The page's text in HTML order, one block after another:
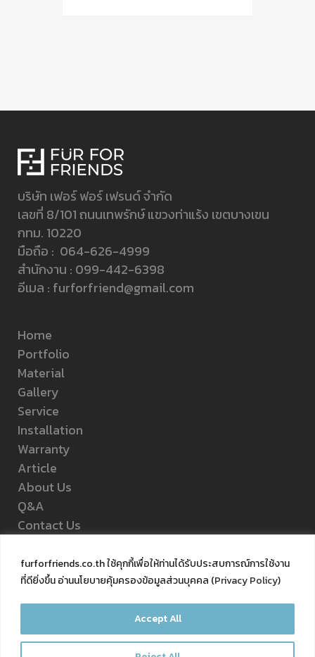
furforfriends.co.th ใช้คุกกี้เพื่อให้ท่านได้รับประสบการณ์การใช้งาน
ที่ดียิ่งขึ้น อ่านนโยบายคุ้มครองข้อมูลส่วนบุคคล (Privacy Policy)
Accept All
บริษัท เฟอร์ ฟอร์ เฟรนด์ จำกัด
เลขที่ 8/101 ถนนเทพรักษ์ แขวงท่าแร้ง เขตบางเขน
กทม. 10220
มือถือ : 064-626-4999
สำนักงาน : 099-442-6398
อีเมล : furforfriend@gmail.com
Home
Portfolio
Material
Gallery
Service
Installation
Warranty
Article
About Us
Q&A
Contact Us
FOLLOW US